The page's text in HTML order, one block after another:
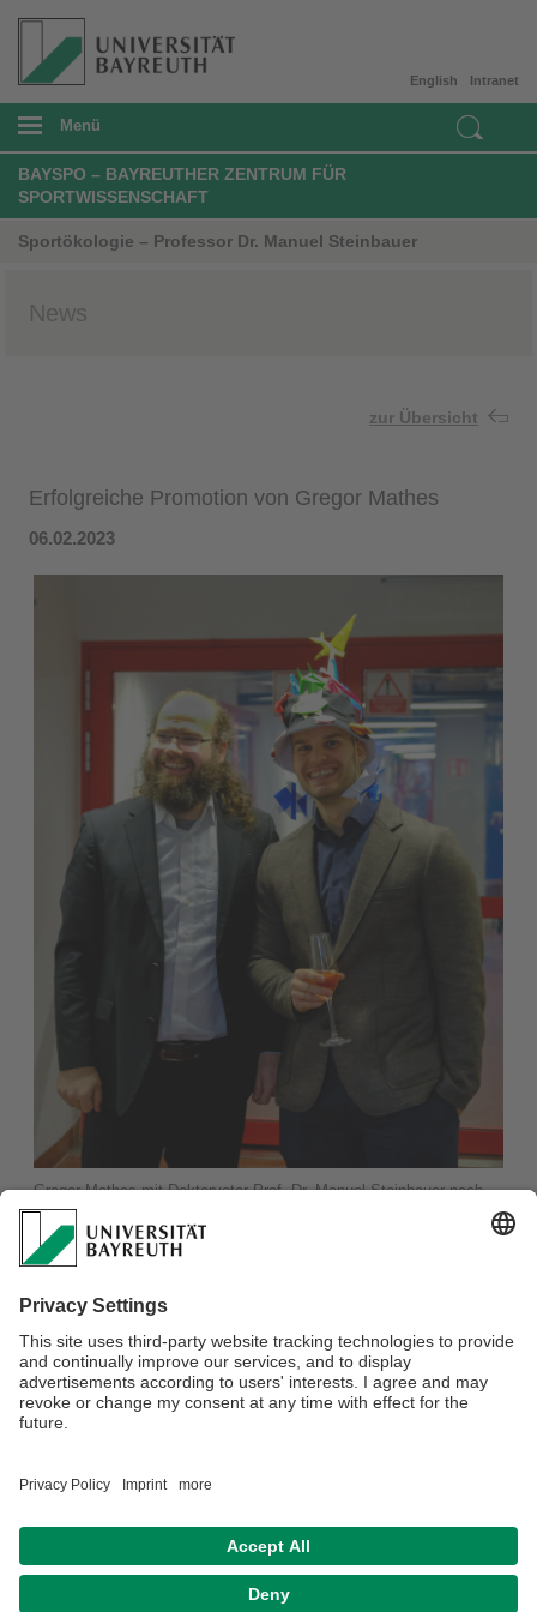
Intranet
English
Menü
BAYSPO – BAYREUTHER ZENTRUM FÜR
SPORTWISSENSCHAFT
Sportökologie – Professor Dr. Manuel Steinbauer
News
zur Übersicht
Erfolgreiche Promotion von Gregor Mathes
06.02.2023
Gregor Mathes mit Doktorvater Prof. Dr. Manuel Steinbauer nach
erfolgreichem Rigorosum
Am 02.02.2023 wurde Gregor Mathes an der Fakultät für
"The role of climate legacies in shaping extinction risk
Näheres finden Siehier.
Wir gratulieren Gregor
zur erfolgreichen Promotion und
Impressum Hausordnung